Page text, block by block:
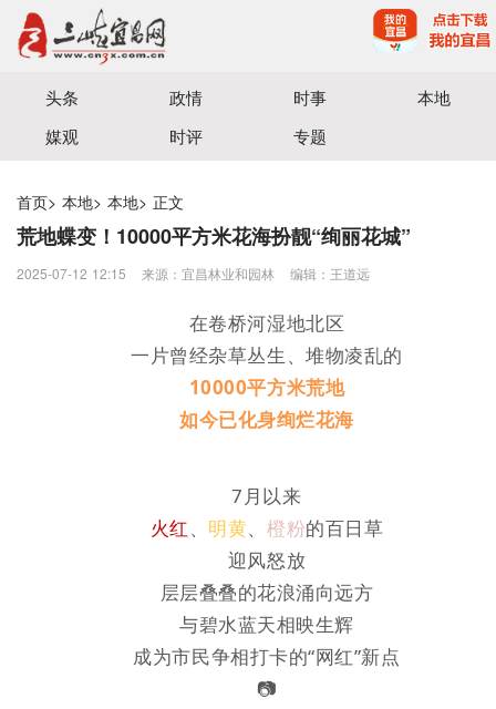
宜昌三峡融媒体中心主办
头条 政情 时事
本地
媒观
时评 专题
首页> 本地> 本地> 正文
荒地蝶变！10000平方米花海扮靓“绚丽花城”
2025-07-12 12:15 来源：宜昌林业和园林 编辑：王道远
在卷桥河湿地北区
一片曾经杂草丛生、堆物凌乱的
10000平方米荒地
如今已化身绚烂花海
7月以来
火红、 明黄、 橙粉的百日草
迎风怒放
层层叠叠的花浪涌向远方
与碧水蓝天相映生辉
成为市民争相打卡的“网红”新点
📷